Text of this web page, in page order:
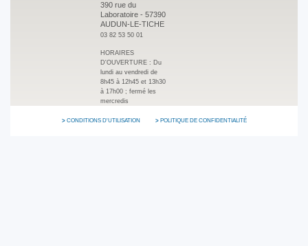
390 rue du
Laboratoire -57390
AUDUN-LE-TICHE
03 82 53 50 01
HORAIRES
D'OUVERTURE : Du
lundi au vendredi de
8h45 à 12h45 et 13h30
à 17h00 ; fermé les
mercredis
CONDITIONS D'UTILISATION POLITIQUE DE CONFIDENTIALITÉ